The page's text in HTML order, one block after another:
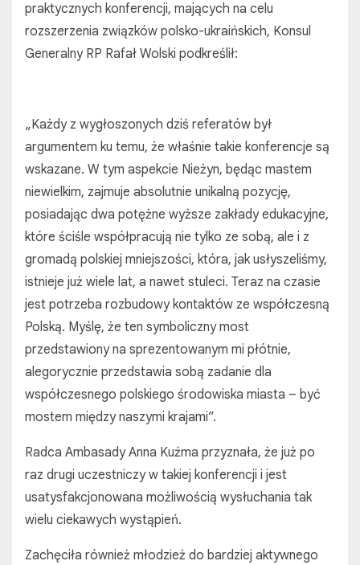
praktycznych konferencji, mających na celu
rozszerzenia związków polsko-ukraińskich, Konsul
Generalny RP Rafał Wolski podkreślił:
„Każdy z wygłoszonych dziś referatów był
argumentem ku temu, że właśnie takie konferencje są
wskazane. W tym aspekcie Nieżyn, będąc mastem
niewielkim, zajmuje absolutnie unikalną pozycję,
posiadając dwa potężne wyższe zakłady edukacyjne,
które ściśle współpracują nie tylko ze sobą, ale i z
gromadą polskiej mniejszości, która, jak usłyszeliśmy,
istnieje już wiele lat, a nawet stuleci. Teraz na czasie
jest potrzeba rozbudowy kontaktów ze współczesną
Polską. Myślę, że ten symboliczny most
przedstawiony na sprezentowanym mi płótnie,
alegorycznie przedstawia sobą zadanie dla
współczesnego polskiego środowiska miasta – być
mostem między naszymi krajami”.
Radca Ambasady Anna Kuźma przyznała, że już po
raz drugi uczestniczy w takiej konferencji i jest
usatysfakcjonowana możliwością wysłuchania tak
wielu ciekawych wystąpień.
Zachęciła również młodzież do bardziej aktywnego